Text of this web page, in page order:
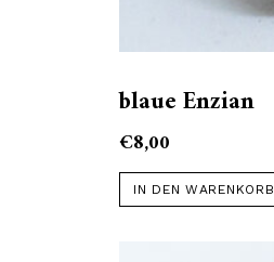
blaue Enzian
€8,00
IN DEN WARENKORB